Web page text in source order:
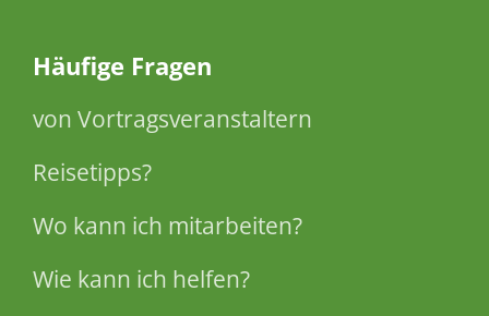
Häufige Fragen
von Vortragsveranstaltern
Reisetipps?
Wo kann ich mitarbeiten?
Wie kann ich helfen?